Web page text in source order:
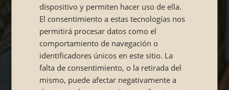
dispositivo y permiten hacer uso de ella.
El consentimiento a estas tecnologías nos
permitirá procesar datos como el
comportamiento de navegación o
identificadores únicos en este sitio. La
falta de consentimiento, o la retirada del
mismo, puede afectar negativamente a